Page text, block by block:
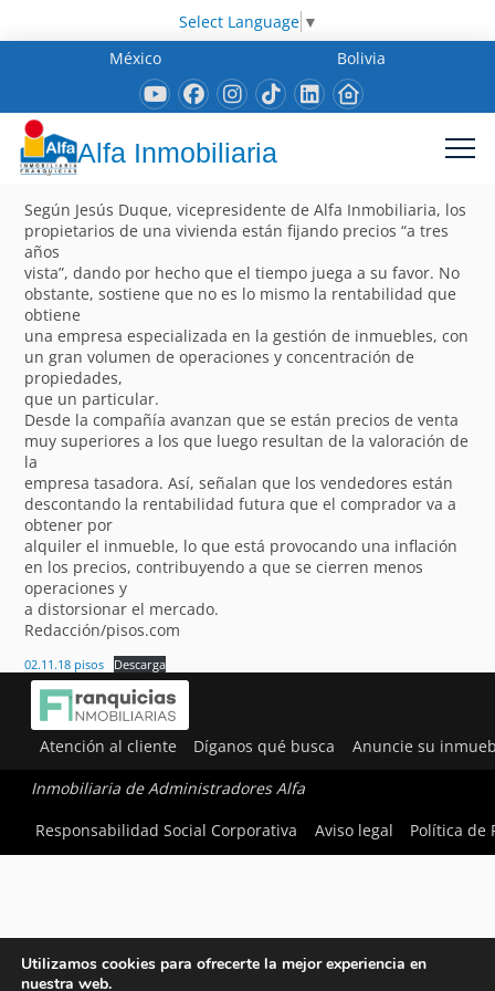
Select Language ▼
México
Bolivia
Alfa Inmobiliaria
Según Jesús Duque, vicepresidente de Alfa Inmobiliaria, los
propietarios de una vivienda están fijando precios “a tres
años
vista”, dando por hecho que el tiempo juega a su favor. No
obstante, sostiene que no es lo mismo la rentabilidad que
obtiene
una empresa especializada en la gestión de inmuebles, con
un gran volumen de operaciones y concentración de
propiedades,
que un particular.
Desde la compañía avanzan que se están precios de venta
muy superiores a los que luego resultan de la valoración de
la
empresa tasadora. Así, señalan que los vendedores están
descontando la rentabilidad futura que el comprador va a
obtener por
alquiler el inmueble, lo que está provocando una inflación
en los precios, contribuyendo a que se cierren menos
operaciones y
a distorsionar el mercado.
Redacción/pisos.com
02.11.18 pisos Descarga
Atención al cliente Díganos qué busca Anuncie su
Inmobiliaria de Administradores Alfa
Responsabilidad Social Corporativa
Aviso legal Política de
Utilizamos cookies para ofrecerte la mejor experiencia en
nuestra web.